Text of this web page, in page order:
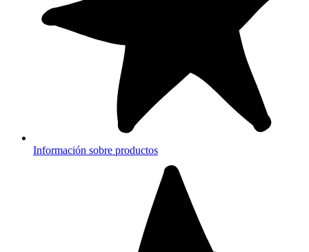
Información sobre productos